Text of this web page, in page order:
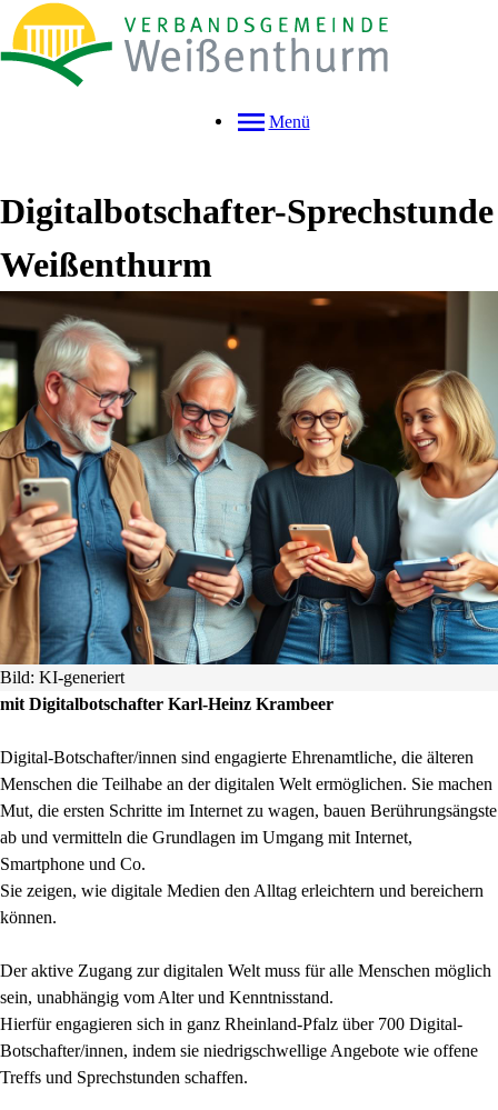
Menü
Digitalbotschafter-Sprechstunde
Weißenthurm
Bild: KI-generiert
mit Digitalbotschafter Karl-Heinz Krambeer
Digital-Botschafter/innen sind engagierte Ehrenamtliche, die älteren
Menschen die Teilhabe an der digitalen Welt ermöglichen. Sie machen
Mut, die ersten Schritte im Internet zu wagen, bauen Berührungsängste
ab und vermitteln die Grundlagen im Umgang mit Internet,
Smartphone und Co.
Sie zeigen, wie digitale Medien den Alltag erleichtern und bereichern
können.
Der aktive Zugang zur digitalen Welt muss für alle Menschen möglich
sein, unabhängig vom Alter und Kenntnisstand.
Hierfür engagieren sich in ganz Rheinland-Pfalz über 700 Digital-
Botschafter/innen, indem sie niedrigschwellige Angebote wie offene
Treffs und Sprechstunden schaffen.